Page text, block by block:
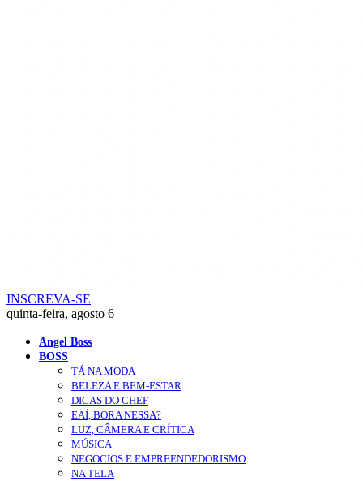
INSCREVA-SE
quinta-feira, agosto 6
Angel Boss
BOSS
TÁ NA MODA
BELEZA E BEM-ESTAR
DICAS DO CHEF
EAÍ, BORA NESSA?
LUZ, CÂMERA E CRÍTICA
MÚSICA
NEGÓCIOS E EMPREENDEDORISMO
NA TELA